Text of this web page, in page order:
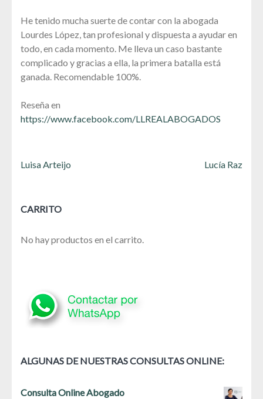
He tenido mucha suerte de contar con la abogada
Lourdes López, tan profesional y dispuesta a ayudar en
todo, en cada momento. Me lleva un caso bastante
complicado y gracias a ella, la primera batalla está
ganada. Recomendable 100%.
Reseña en
https://www.facebook.com/LLREALABOGADOS
Navegación
Luisa Arteijo Lucía Raz
CARRITO
No hay productos en el carrito.
ALGUNAS DE NUESTRAS CONSULTAS ONLINE:
Consulta Online Abogado